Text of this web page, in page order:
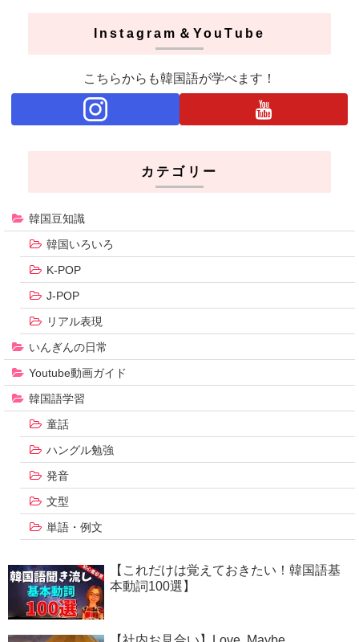
Instagram＆YouTube
こちらからも韓国語が学べます！
カテゴリー
韓国豆知識
韓国いろいろ
K-POP
J-POP
リアル表現
いんぎんの日常
Youtube動画ガイド
韓国語学習
童話
ハングル勉強
発音
文型
単語・例文
【これだけは覚えておきたい！韓国語基
本動詞100選】